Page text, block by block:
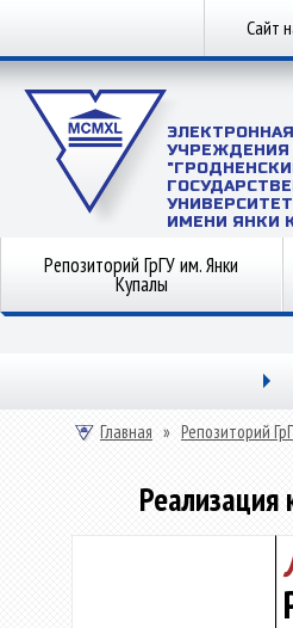
Сайт
УЧРЕЖДЕНИЯ
УНИВЕРСИТЕТ
ИМЕНИ ЯНКИ
Репозиторий ГрГУ им. Янки
Купалы
Главная » Репозиторий
Реализация